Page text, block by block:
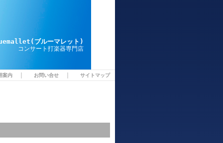
ブルーマレット)
コンサート打楽器専門店
案内 お問い合せ サイトマップ